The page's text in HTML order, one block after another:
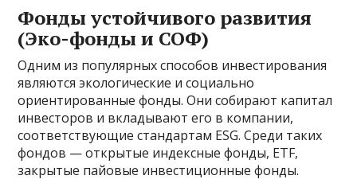
Фонды устойчивого развития
(Эко-фонды и СОФ)
Одним из популярных способов инвестирования
являются экологические и социально
ориентированные фонды. Они собирают капитал
инвесторов и вкладывают его в компании,
соответствующие стандартам ESG. Среди таких
фондов — открытые индексные фонды, ETF,
закрытые пайовые инвестиционные фонды.